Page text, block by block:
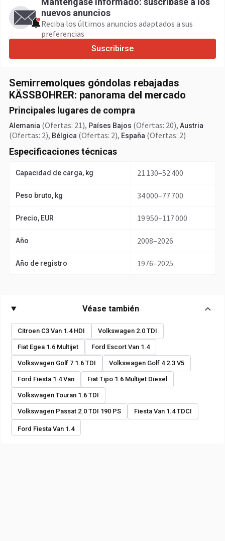
nuevos anuncios
Reciba los últimos anuncios adaptados a sus
preferencias
Suscribirse
Semirremolques góndolas rebajadas
KÄSSBOHRER: panorama del mercado
Principales lugares de compra
Alemania (Ofertas: 21), Países Bajos (Ofertas: 20), Austria
(Ofertas: 2), Bélgica (Ofertas: 2), España (Ofertas: 2)
Especificaciones técnicas
Capacidad de carga, kg 21 130–52 400
Peso bruto, kg 34 000–77 700
Precio, EUR 19 950–117 000
Año 2008–2026
Año de registro 1976–2025
Véase también
Citroen C3 Van 1.4 HDI Volkswagen 2.0 TDI
Fiat Egea 1.6 Multijet Ford Escort Van 1.4
Volkswagen Golf 7 1.6 TDI Volkswagen Golf 4 2.3 V5
Ford Fiesta 1.4 Van Fiat Tipo 1.6 Multijet Diesel
Volkswagen Touran 1.6 TDI
Volkswagen Passat 2.0 TDI 190 PS Fiesta Van 1.4 TDCI
Ford Fiesta Van 1.4